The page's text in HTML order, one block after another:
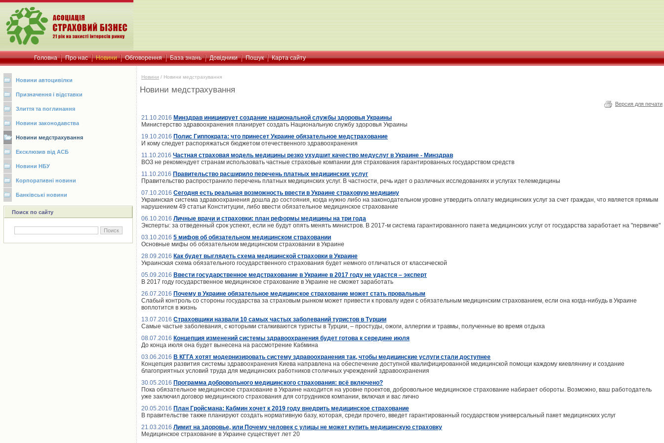
Головна Про нас Новини Обговорення База знань Довідники Пошук Карта сайту
Новини автоцивілки
Призначення і відставки
Злиття та поглинання
Новини законодавства
Новини медстрахування
Ексклюзив від АСБ
Новини НБУ
Корпоративні новини
Банківські новини
Поиск по сайту
Новини / Новини медстрахування
Новини медстрахування
Версия для печати
21.10.2016 Минздрав инициирует создание национальной службы здоровья Украины
Министерство здравоохранения планирует создать Национальную службу здоровья Украины
19.10.2016 Полис Гиппократа: что принесет Украине обязательное медстрахование
И кому следует распоряжаться бюджетом отечественного здравоохранения
11.10.2016 Частная страховая модель медицины резко ухудшит качество медуслуг в Украине - Минздрав
ВОЗ не рекомендует странам использовать частные страховые компании для страхования гарантированных государством средств
11.10.2016 Правительство расширило перечень платных медицинских услуг
Правительство распространило перечень платных медицинских услуг. В частности, речь идет о различных исследованиях и услугах телемедицины
07.10.2016 Сегодня есть реальная возможность ввести в Украине страховую медицину
Украинская система здравоохранения дошла до состояния, когда нужно либо на законодательном уровне утвердить оплату медицинских услуг за счет граждан, что является прямым
нарушением 49 статьи Конституции, либо ввести обязательное медицинское страхование
06.10.2016 Личные врачи и страховки: план реформы медицины на три года
Эксперты: за отведенный срок успеют, если не будут опять менять министров. В 2017-м система гарантированного пакета медицинских услуг от государства заработает на "первичке"
03.10.2016 5 мифов об обязательном медицинском страховании
Основные мифы об обязательном медицинском страховании в Украине
28.09.2016 Как будет выглядеть схема медицинской страховки в Украине
Украинская схема обязательного государственного страхования будет немного отличаться от классической
05.09.2016 Ввести государственное медстрахование в Украине в 2017 году не удастся – эксперт
В 2017 году государственное медицинское страхование в Украине не сможет заработать
26.07.2016 Почему в Украине обязательное медицинское страхование может стать провальным
Слабый контроль со стороны государства за страховым рынком может привести к провалу идеи с обязательным медицинским страхованием, если она когда-нибудь в Украине
воплотится в жизнь
13.07.2016 Страховщики назвали 10 самых частых заболеваний туристов в Турции
Самые частые заболевания, с которыми сталкиваются туристы в Турции, – простуды, ожоги, аллергии и травмы, полученные во время отдыха
08.07.2016 Концепция изменений системы здравоохранения будет готова к середине июля
До конца июля она будет вынесена на рассмотрение Кабмина
03.06.2016 В КГГА хотят модернизировать систему здравоохранения так, чтобы медицинские услуги стали доступнее
Концепция развития системы здравоохранения Киева направлена на обеспечение доступной квалифицированной медицинской помощи каждому киевлянину и создание
благоприятных условий труда для медицинских работников столичных учреждений здравоохранения
30.05.2016 Программа добровольного медицинского страхования: всё включено?
Пока обязательное медицинское страхование в Украине находится на уровне проектов, добровольное медицинское страхование набирает обороты. Возможно, ваш работодатель
уже заключил договор медицинского страхования для сотрудников компании, включая и вас лично
20.05.2016 План Гройсмана: Кабмин хочет к 2019 году внедрить медицинское страхование
В правительстве также планируют создать нормативную базу, которая, среди прочего, введет гарантированный государством универсальный пакет медицинских услуг
21.03.2016 Лимит на здоровье, или Почему человек с улицы не может купить медицинскую страховку
Медицинское страхование в Украине существует лет 20